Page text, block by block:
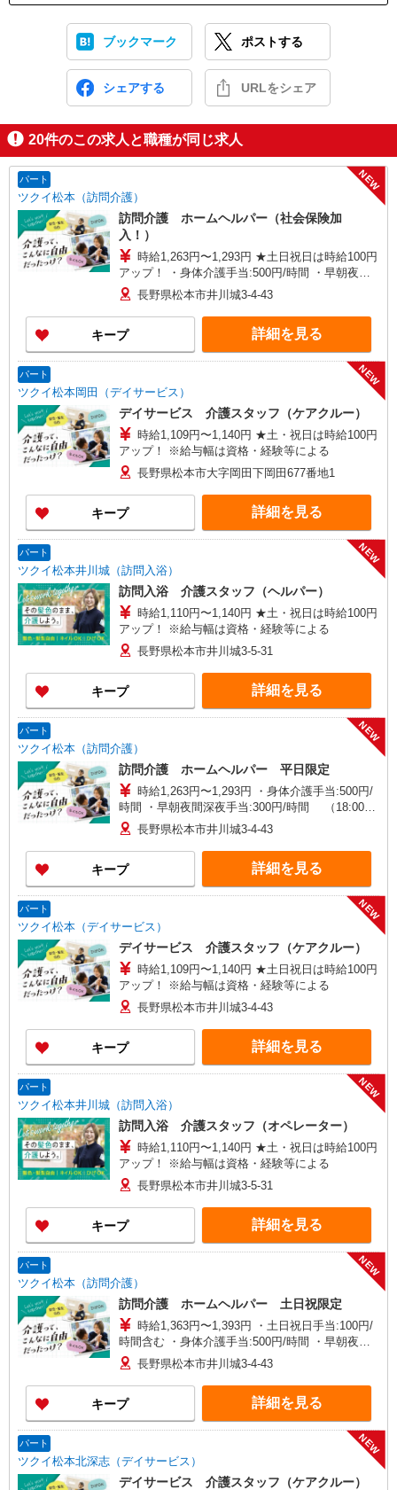
ブックマーク ポストする
シェアする URLをシェア
20件のこの求人と職種が同じ求人
パート
ツクイ松本（訪問介護）
NEW
訪問介護 ホームヘルパー（社会保険加
入！）
時給1,263円〜1,293円 ★土日祝日は時給100円
アップ！ ・身体介護手当:500円/時間 ・早朝夜間
深夜手当:300円/時間 （18:00〜翌07:59の時間
帯） ・ICT手当:2,000円/月 ・深夜割増は別途支給
・ケア→ケアの移動時間も賃金（時給）を支給 ・
特定事業所加算手当:60円/時間含む ※給与幅は資
格・経験等による
長野県松本市井川城3-4-43
キープ 詳細を見る
パート
ツクイ松本岡田（デイサービス）
NEW
デイサービス 介護スタッフ（ケアクルー）
時給1,109円〜1,140円 ★土・祝日は時給100円
アップ！ ※給与幅は資格・経験等による
長野県松本市大字岡田下岡田677番地1
キープ 詳細を見る
パート
ツクイ松本井川城（訪問入浴）
NEW
訪問入浴 介護スタッフ（ヘルパー）
時給1,110円〜1,140円 ★土・祝日は時給100円
アップ！ ※給与幅は資格・経験等による
長野県松本市井川城3-5-31
キープ 詳細を見る
パート
ツクイ松本（訪問介護）
NEW
訪問介護 ホームヘルパー 平日限定
時給1,263円〜1,293円 ・身体介護手当:500円/
時間 ・早朝夜間深夜手当:300円/時間 （18:00〜
翌07:59の時間帯） ・ICT手当:2,000円/月 ・深夜
割増は別途支給 ・ケア→ケアの移動時間も賃金
（時給）を支給 ・特定事業所加算手当:60円/時間
含む ※給与幅は資格・経験等による
長野県松本市井川城3-4-43
キープ 詳細を見る
パート
ツクイ松本（デイサービス）
NEW
デイサービス 介護スタッフ（ケアクルー）
時給1,109円〜1,140円 ★土日祝日は時給100円
アップ！ ※給与幅は資格・経験等による
長野県松本市井川城3-4-43
キープ 詳細を見る
パート
ツクイ松本井川城（訪問入浴）
NEW
訪問入浴 介護スタッフ（オペレーター）
時給1,110円〜1,140円 ★土・祝日は時給100円
アップ！ ※給与幅は資格・経験等による
長野県松本市井川城3-5-31
キープ 詳細を見る
パート
ツクイ松本（訪問介護）
NEW
訪問介護 ホームヘルパー 土日祝限定
時給1,363円〜1,393円 ・土日祝日手当:100円/
時間含む ・身体介護手当:500円/時間 ・早朝夜間
深夜手当:300円/時間 （18:00〜翌07:59の時間
帯） ・ICT手当:2,000円/月 ・深夜割増は別途支給
・ケア→ケアの移動時間も賃金（時給）を支給 ・
特定事業所加算手当:60円/時間含む ※給与幅は資
格・経験等による
長野県松本市井川城3-4-43
キープ 詳細を見る
パート
ツクイ松本北深志（デイサービス）
NEW
デイサービス 介護スタッフ（ケアクルー）